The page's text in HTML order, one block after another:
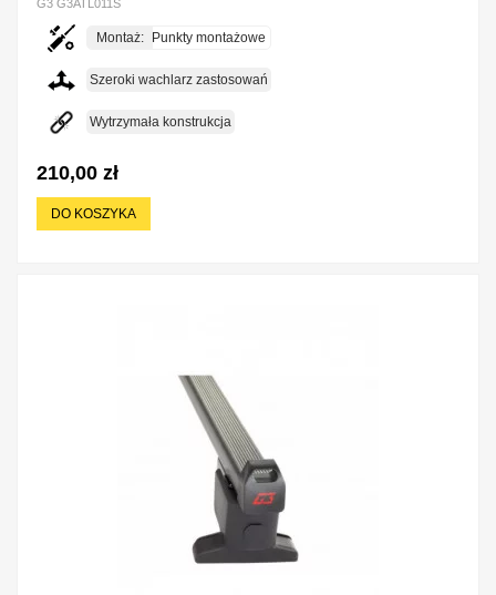
G3 G3ATL011S
Montaż: Punkty montażowe
Szeroki wachlarz zastosowań
Wytrzymała konstrukcja
210,00 zł
DO KOSZYKA